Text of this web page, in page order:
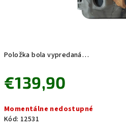
Položka bola vypredaná…
€139,90
cena:
Momentálne nedostupné
Kód: 12531